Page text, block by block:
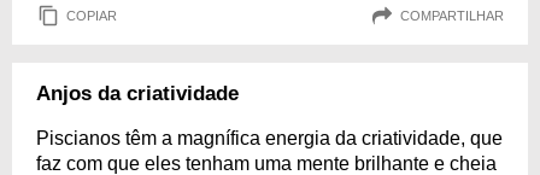
COPIAR COMPARTILHAR
Anjos da criatividade
Piscianos têm a magnífica energia da criatividade, que
faz com que eles tenham uma mente brilhante e cheia